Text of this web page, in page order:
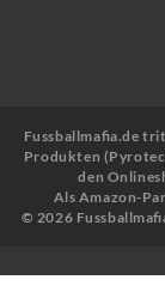
Fussballmafia.de
Produkten
den
Als Amazon-
© 2026